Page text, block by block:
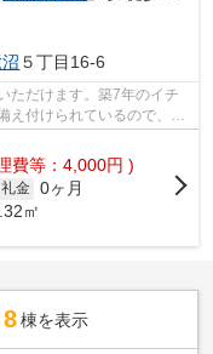
５丁目16-6
ただけます。築7年のイチ
え付けられているので、遠
費等：4,000円 )
礼金 0ヶ月
㎡
棟を表示